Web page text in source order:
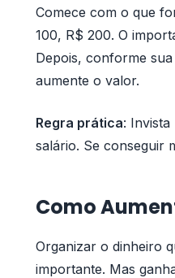
Comece com o que
100, R$ 200. O
Depois, conforme
aumente o valor.
Regra prática:
salário. Se conseguir
Como
Organizar o dinheiro
importante. Mas